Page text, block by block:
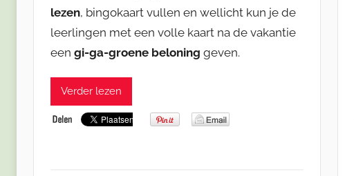
lezen, bingokaart vullen en wellicht kun je de
leerlingen met een volle kaart na de vakantie
een gi-ga-groene beloning geven.
Verder lezen